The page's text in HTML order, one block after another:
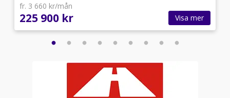
fr. 3 660 kr/mån
225 900 kr Visa mer